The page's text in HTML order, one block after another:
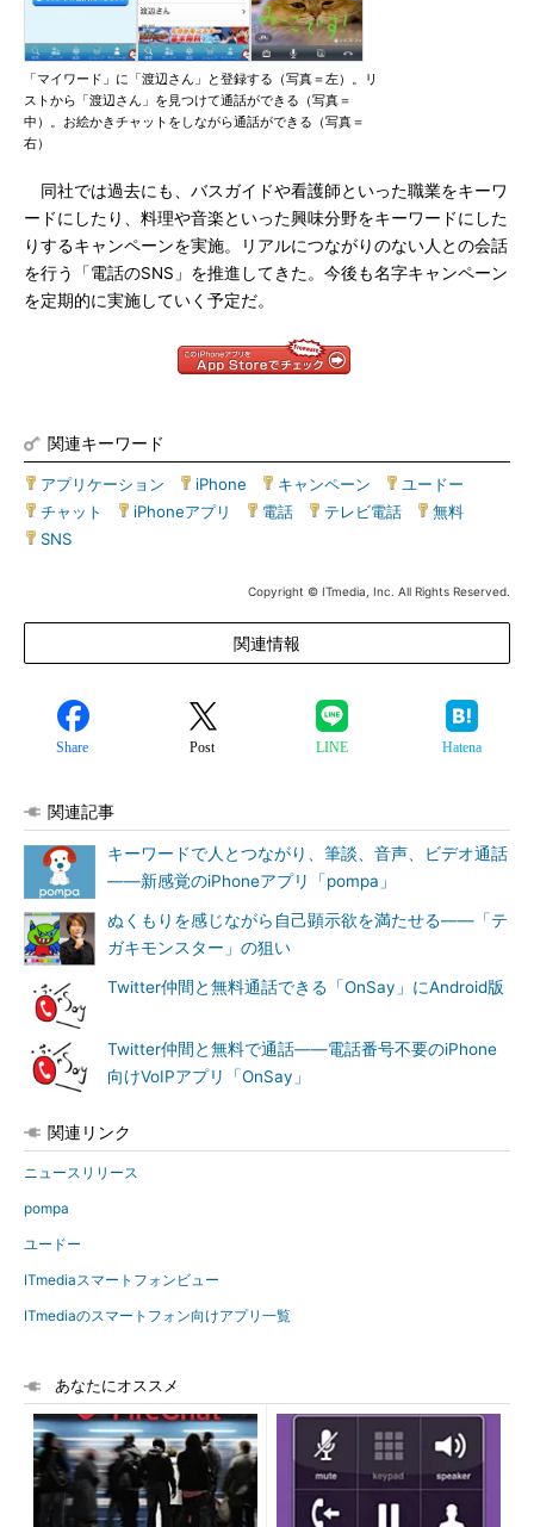
「マイワード」に「渡辺さん」と登録する（写真＝左）。リ
ストから「渡辺さん」を見つけて通話ができる（写真＝
中）。お絵かきチャットをしながら通話ができる（写真＝
右）
同社では過去にも、バスガイドや看護師といった職業をキーワ
ードにしたり、料理や音楽といった興味分野をキーワードにした
りするキャンペーンを実施。リアルにつながりのない人との会話
を行う「電話のSNS」を推進してきた。今後も名字キャンペーン
を定期的に実施していく予定だ。
関連キーワード
アプリケーション iPhone キャンペーン ユードー
チャット
iPhoneアプリ 電話 テレビ電話 無料
SNS
Copyright © ITmedia, Inc. All Rights Reserved.
関連情報
Share Post LINE Hatena
関連記事
キーワードで人とつながり、筆談、音声、ビデオ通話
――新感覚のiPhoneアプリ「pompa」
ぬくもりを感じながら自己顕示欲を満たせる――「テ
ガキモンスター」の狙い
Twitter仲間と無料通話できる「OnSay」にAndroid版
Twitter仲間と無料で通話――電話番号不要のiPhone
向けVoIPアプリ「OnSay」
関連リンク
ニュースリリース
pompa
ユードー
ITmediaスマートフォンビュー
ITmediaのスマートフォン向けアプリ一覧
あなたにオススメ